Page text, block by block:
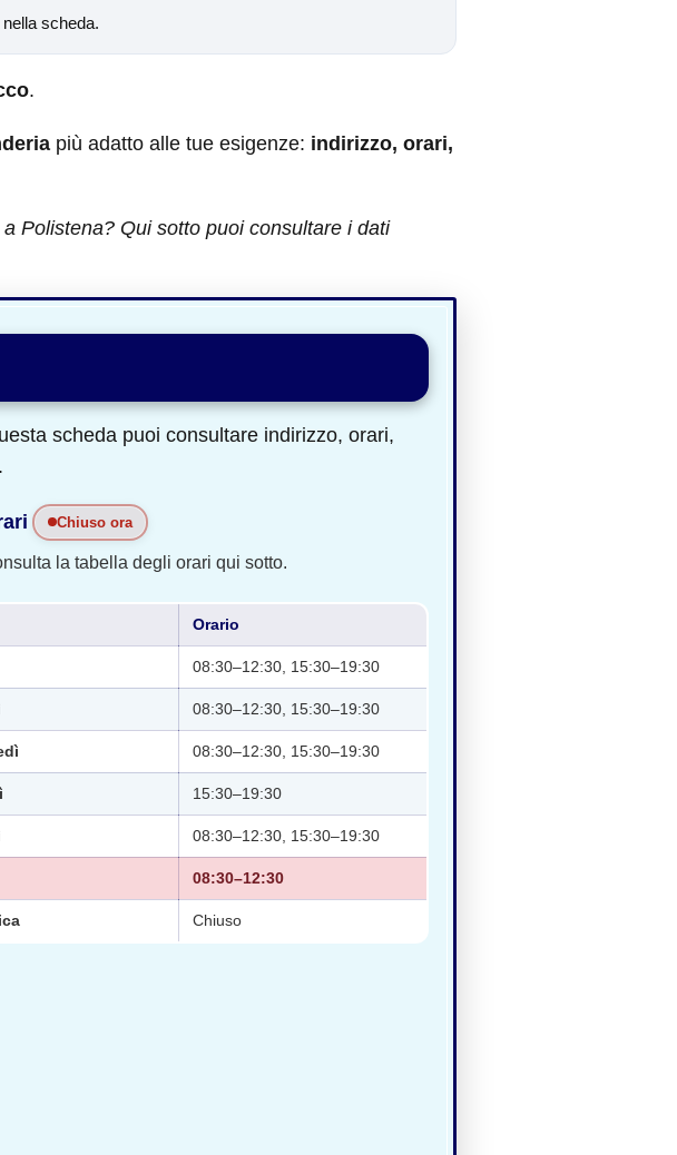
scheda.
.
più adatto alle tue esigenze: indirizzo, orari,
Polistena? Qui sotto puoi consultare i dati
scheda puoi consultare indirizzo, orari,
Chiuso ora
la tabella degli orari qui sotto.
Orario
08:30–12:30, 15:30–19:30
08:30–12:30, 15:30–19:30
08:30–12:30, 15:30–19:30
15:30–19:30
08:30–12:30, 15:30–19:30
08:30–12:30
Chiuso